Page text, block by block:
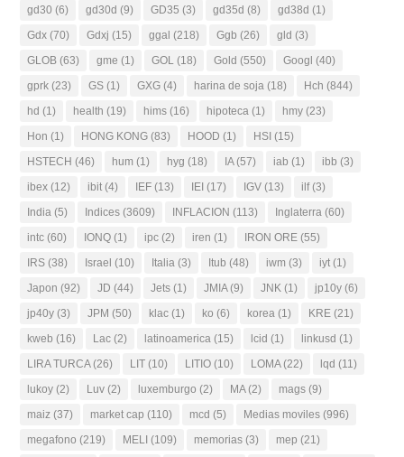
gd30 (6) gd30d (9) GD35 (3) gd35d (8) gd38d (1)
Gdx (70) Gdxj (15) ggal (218) Ggb (26) gld (3)
GLOB (63) gme (1) GOL (18) Gold (550) Googl (40)
gprk (23) GS (1) GXG (4) harina de soja (18) Hch (844)
hd (1) health (19) hims (16) hipoteca (1) hmy (23)
Hon (1) HONG KONG (83) HOOD (1) HSI (15)
HSTECH (46) hum (1) hyg (18) IA(57) iab (1) ibb (3)
ibex (12) ibit (4) IEF (13) IEI (17) IGV (13) ilf(3)
India (5) Indices (3609) INFLACION (113) Inglaterra (60)
intc (60) IONQ (1) ipc (2) iren (1) IRON ORE (55)
IRS (38) Israel (10) Italia (3) Itub (48) iwm (3) iyt (1)
Japon (92) JD (44) Jets (1) JMIA(9) JNK (1) jp10y (6)
jp40y (3) JPM (50) klac (1) ko (6) korea (1) KRE (21)
kweb (16) Lac (2) latinoamerica (15) lcid (1) linkusd (1)
LIRA TURCA(26) LIT (10) LITIO (10) LOMA(22) lqd (11)
lukoy (2) Luv (2) luxemburgo (2) MA(2) mags (9)
maiz (37) market cap (110) mcd (5) Medias moviles (996)
megafono (219) MELI (109) memorias (3) mep (21)